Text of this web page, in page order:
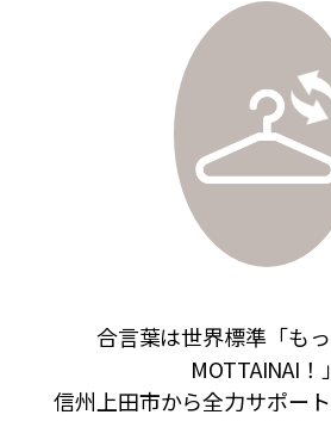
合言葉は世界標準「も
MOTTAINAI！」
信州上田市から全力サポー